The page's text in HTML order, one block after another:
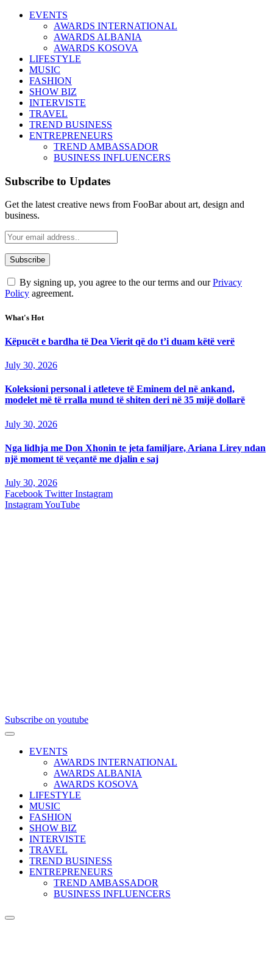
EVENTS
AWARDS INTERNATIONAL
AWARDS ALBANIA
AWARDS KOSOVA
LIFESTYLE
MUSIC
FASHION
SHOW BIZ
INTERVISTE
TRAVEL
TREND BUSINESS
ENTREPRENEURS
TREND AMBASSADOR
BUSINESS INFLUENCERS
Subscribe to Updates
Get the latest creative news from FooBar about art, design and
business.
By signing up, you agree to the our terms and ourPrivacy
Policy agreement.
What's Hot
Këpucët e bardha të Dea Vierit që do t’i duam këtë verë
July 30, 2026
Koleksioni personal i atleteve të Eminem del në ankand,
modelet më të rralla mund të shiten deri në 35 mijë dollarë
July 30, 2026
Nga lidhja me Don Xhonin te jeta familjare, Ariana Lirey ndan
një moment të veçantë me djalin e saj
July 30, 2026
Facebook Twitter Instagram
InstagramYouTube
Subscribe on youtube
EVENTS
AWARDS INTERNATIONAL
AWARDS ALBANIA
AWARDS KOSOVA
LIFESTYLE
MUSIC
FASHION
SHOW BIZ
INTERVISTE
TRAVEL
TREND BUSINESS
ENTREPRENEURS
TREND AMBASSADOR
BUSINESS INFLUENCERS